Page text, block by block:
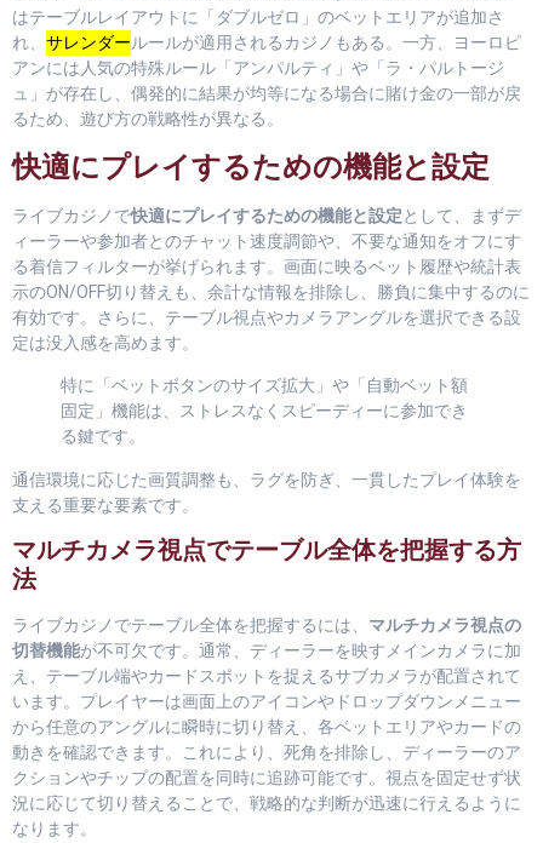
はテーブルレイアウトに「ダブルゼロ」のベットエリアが追加さ
れ、 サレンダールールが適用されるカジノもある。一方、ヨーロピ
アンには人気の特殊ルール「アンパルティ」や「ラ・パルトージ
ュ」が存在し、偶発的に結果が均等になる場合に賭け金の一部が戻
るため、遊び方の戦略性が異なる。
快適にプレイするための機能と設定
ライブカジノで快適にプレイするための機能と設定として、まずデ
ィーラーや参加者とのチャット速度調節や、不要な通知をオフにす
る着信フィルターが挙げられます。画面に映るベット履歴や統計表
示のON/OFF切り替えも、余計な情報を排除し、勝負に集中するのに
有効です。さらに、テーブル視点やカメラアングルを選択できる設
定は没入感を高めます。
特に「ベットボタンのサイズ拡大」や「自動ベット額
固定」機能は、ストレスなくスピーディーに参加でき
る鍵です。
通信環境に応じた画質調整も、ラグを防ぎ、一貫したプレイ体験を
支える重要な要素です。
マルチカメラ視点でテーブル全体を把握する方
法
ライブカジノでテーブル全体を把握するには、 マルチカメラ視点の
切替機能が不可欠です。通常、ディーラーを映すメインカメラに加
え、テーブル端やカードスポットを捉えるサブカメラが配置されて
います。プレイヤーは画面上のアイコンやドロップダウンメニュー
から任意のアングルに瞬時に切り替え、各ベットエリアやカードの
動きを確認できます。これにより、死角を排除し、ディーラーのア
クションやチップの配置を同時に追跡可能です。視点を固定せず状
況に応じて切り替えることで、戦略的な判断が迅速に行えるように
なります。